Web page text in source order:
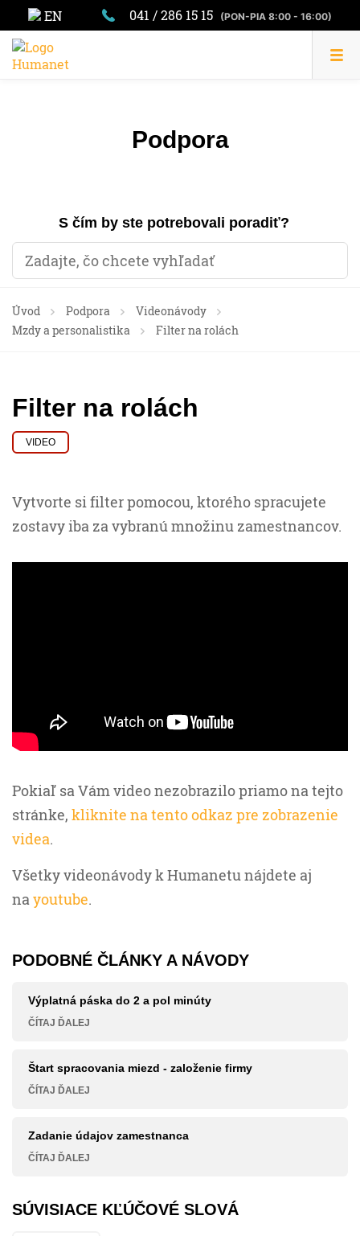
EN 041 / 286 15 15 (PON-PIA 8:00 - 16:00)
Podpora
S čím by ste potrebovali poradiť?
Úvod Podpora
Videonávody
Mzdy a personalistika
Filter na rolách
Filter na rolách
VIDEO
Vytvorte si filter pomocou, ktorého spracujete
zostavy iba za vybranú množinu zamestnancov.
Pokiaľ sa Vám video nezobrazilo priamo na tejto
stránke, kliknite na tento odkaz pre zobrazenie
videa.
Všetky videonávody k Humanetu nájdete aj
nayoutube.
PODOBNÉ ČLÁNKY A NÁVODY
Výplatná páska do 2 a pol minúty
ČÍTAJ ĎALEJ
Štart spracovania miezd - založenie firmy
ČÍTAJ ĎALEJ
Zadanie údajov zamestnanca
ČÍTAJ ĎALEJ
SÚVISIACE KĽÚČOVÉ SLOVÁ